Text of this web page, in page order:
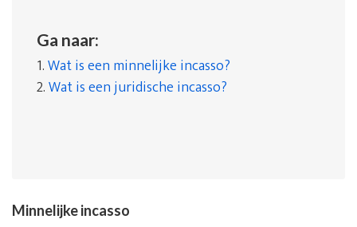
Ga naar:
1.Wat is een minnelijke incasso?
2.Wat is een juridische incasso?
Minnelijke incasso